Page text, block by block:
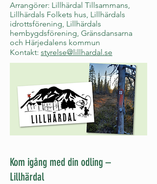
Arrangörer: Lillhärdal Tillsammans,
Lillhärdals Folkets hus, Lillhärdals
idrottsförening, Lillhärdals
hembygdsförening, Gränsdansarna
och Härjedalens kommun
Kontakt: styrelse@lillhardal.se
Kom igång med din odling –
Lillhärdal